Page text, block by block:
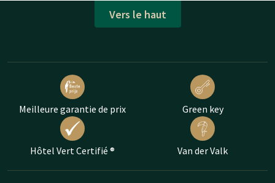
Vers le haut
Meilleure garantie de prix Green key
Hôtel Vert Certifié ® Van der Valk